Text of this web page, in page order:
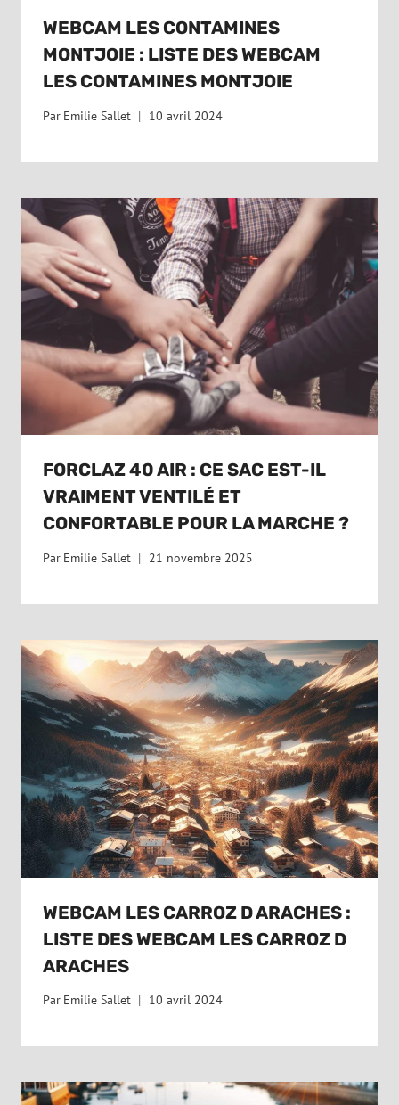
WEBCAM LES CONTAMINES
MONTJOIE : LISTE DES WEBCAM
LES CONTAMINES MONTJOIE
Par Emilie Sallet 10 avril 2024
FORCLAZ 40 AIR : CE SAC EST-IL
VRAIMENT VENTILÉ ET
CONFORTABLE POUR LA MARCHE ?
Par Emilie Sallet 21 novembre 2025
WEBCAM LES CARROZ D ARACHES :
LISTE DES WEBCAM LES CARROZ D
ARACHES
Par Emilie Sallet 10 avril 2024